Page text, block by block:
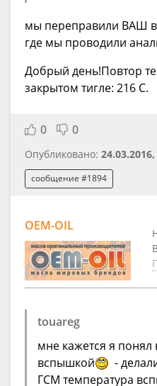
мы переправили ВАШ
где мы проводили
Добрый день!Повтор
закрытом тигле: 216 С.
0 0
Опубликовано:
сообщение #1894
OEM-OIL
touareg
мне кажется я понял
вспышкой
-
ГСМ температура